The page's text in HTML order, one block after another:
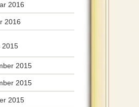
2016
2016
2015
2015
2015
2015